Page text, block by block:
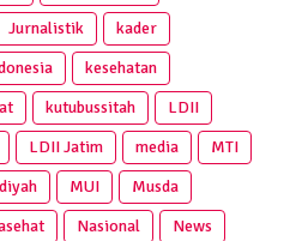
Jurnalistik
kader
kesehatan
kutubussitah
LDII
LDII Jatim media
MTI
MUI
Musda
Nasional
News